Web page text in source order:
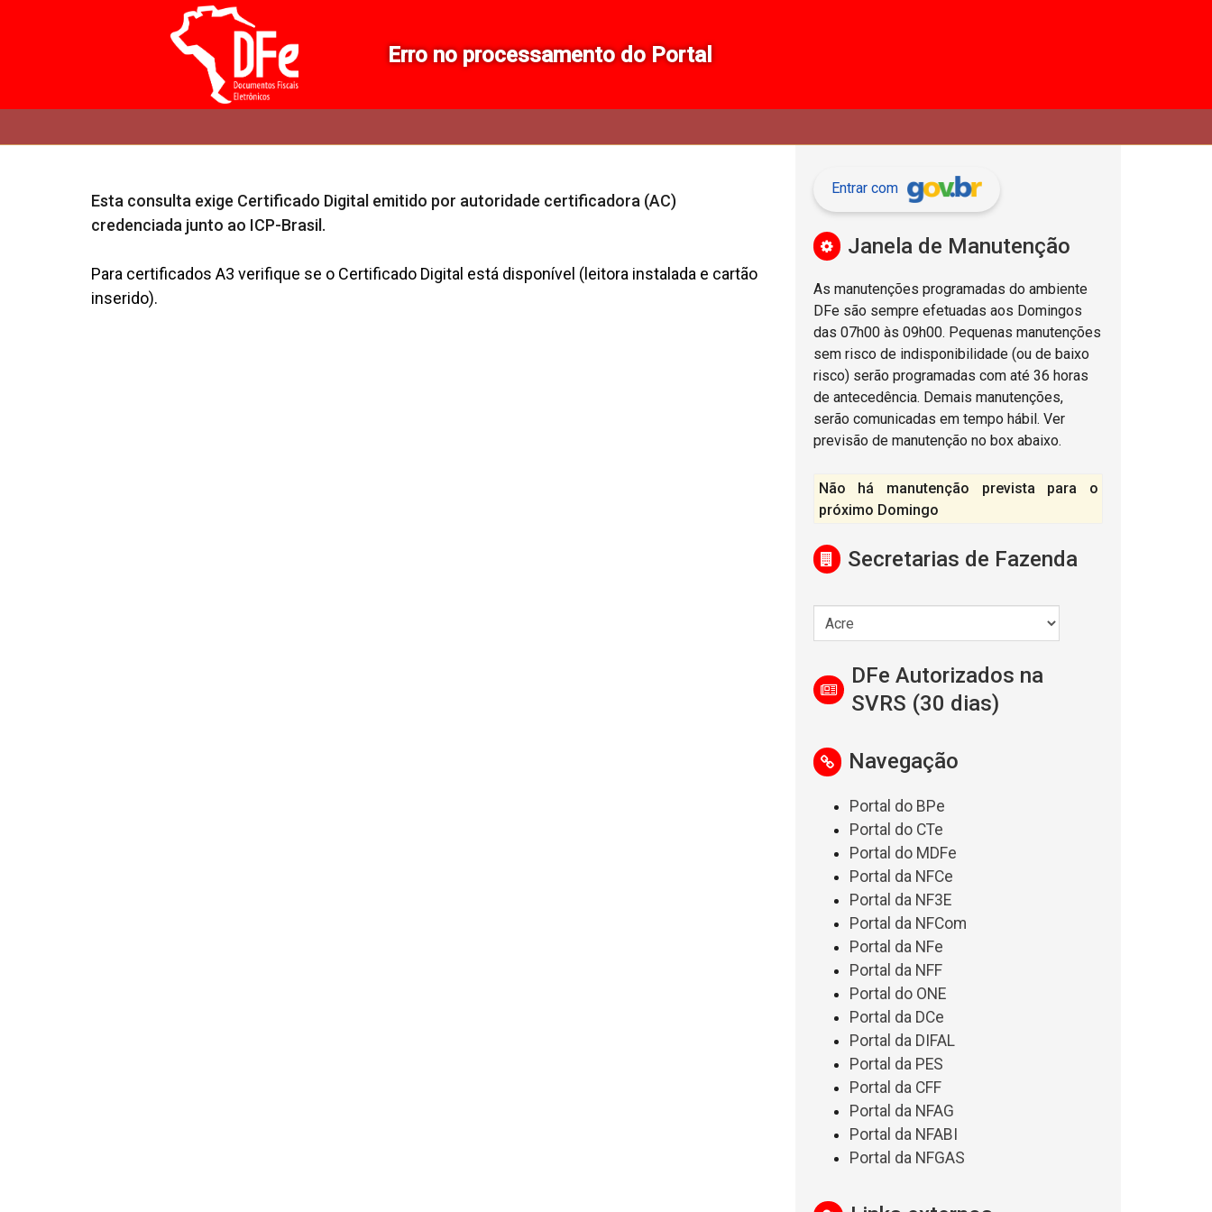
Erro no processamento do Portal
do
Esta consulta exige Certificado Digital emitido por autoridade certificadora (AC)
credenciada junto ao ICP-Brasil.
Para certificados A3 verifique se o Certificado Digital está disponível (leitora instalada e cartão
inserido).
Entrar com
Janela de Manutenção
As manutenções programadas do ambiente
DFe são sempre efetuadas aos Domingos
das 07h00 às 09h00. Pequenas manutenções
sem risco de indisponibilidade (ou de baixo
risco) serão programadas com até 36 horas
de antecedência. Demais manutenções,
serão comunicadas em tempo hábil. Ver
previsão de manutenção no box abaixo.
Não há manutenção prevista para o
próximo Domingo
Secretarias de Fazenda
DFe Autorizados na
SVRS (30 dias)
Navegação
Portal do BPe
Portal do CTe
Portal do MDFe
Portal da NFCe
Portal da NF3E
Portal da NFCom
Portal da NFe
Portal da NFF
Portal do ONE
Portal da DCe
Portal da DIFAL
Portal da PES
Portal da CFF
Portal da NFAG
Portal da NFABI
Portal da NFGAS